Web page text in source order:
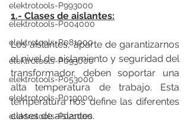
elektrotools-P993000
elektrotools-P004000
elektrotools-P081000
elektrotools-P093000
elektrotools-P053000
elektrotools-P019000
elektrotools-P021000
1.- Clases de aislantes:
Los aislantes, aparte de garantizarnos
el nivel de aislamiento y seguridad del
transformador, deben soportar una
alta temperatura de trabajo. Esta
temperatura nos define las diferentes
clases de aislantes.